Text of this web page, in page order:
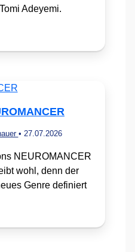
Adeyemi.
• 27.07.2026
NEUROMANCER
wohl, denn der
Genre definiert